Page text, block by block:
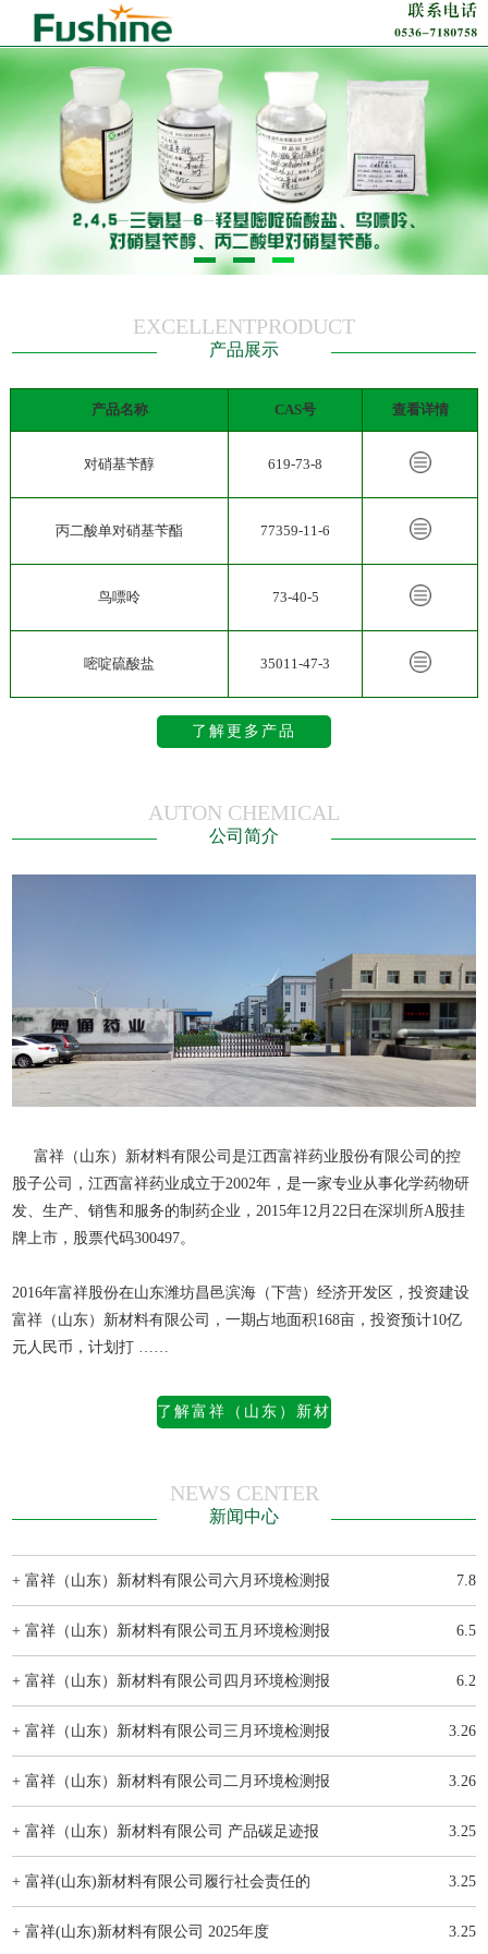
EXCELLENTPRODUCT
产品展示
产品名称 CAS号 查看详情
对硝基苄醇 619-73-8
丙二酸单对硝基苄酯 77359-11-6
鸟嘌呤 73-40-5
嘧啶硫酸盐 35011-47-3
了解更多产品
AUTON CHEMICAL
公司简介
富祥（山东）新材料有限公司是江西富祥药业股份有限公司的控
股子公司，江西富祥药业成立于2002年，是一家专业从事化学药物研
发、生产、销售和服务的制药企业，2015年12月22日在深圳所A股挂
牌上市，股票代码300497。
2016年富祥股份在山东潍坊昌邑滨海（下营）经济开发区，投资建设
富祥（山东）新材料有限公司 ，一期占地面积168亩，投资预计10亿
元人民币，计划打 ……
了解富祥（山东）新材
NEWS CENTER
新闻中心
+ 富祥（山东）新材料有限公司六月环境检测报 7.8
+ 富祥（山东）新材料有限公司五月环境检测报 6.5
+ 富祥（山东）新材料有限公司四月环境检测报 6.2
+ 富祥（山东）新材料有限公司三月环境检测报 3.26
+ 富祥（山东）新材料有限公司二月环境检测报 3.26
+ 富祥（山东）新材料有限公司 产品碳足迹报 3.25
+ 富祥(山东)新材料有限公司履行社会责任的 3.25
+ 富祥(山东)新材料有限公司 2025年度 3.25